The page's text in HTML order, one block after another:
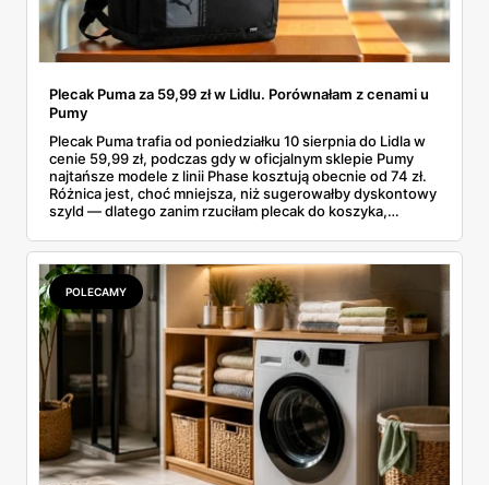
Plecak Puma za 59,99 zł w Lidlu. Porównałam z cenami u
Pumy
Plecak Puma trafia od poniedziałku 10 sierpnia do Lidla w
cenie 59,99 zł, podczas gdy w oficjalnym sklepie Pumy
najtańsze modele z linii Phase kosztują obecnie od 74 zł.
Różnica jest, choć mniejsza, niż sugerowałby dyskontowy
szyld — dlatego zanim rzuciłam plecak do koszyka,
rozpiska: co dokładnie sprzedaje Lidl, ile kosztują
odpowiedniki u producenta i komu ten zakup naprawdę
się opłaci.
POLECAMY